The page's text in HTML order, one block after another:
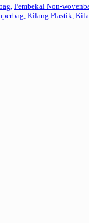
Pembekal Non-
Kilang Plastik,